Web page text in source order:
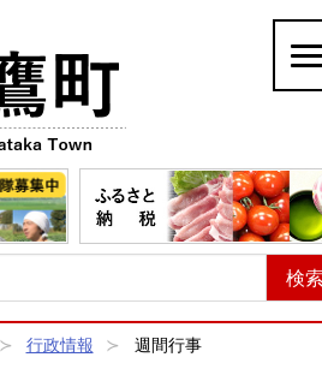
行政情報 週間行事